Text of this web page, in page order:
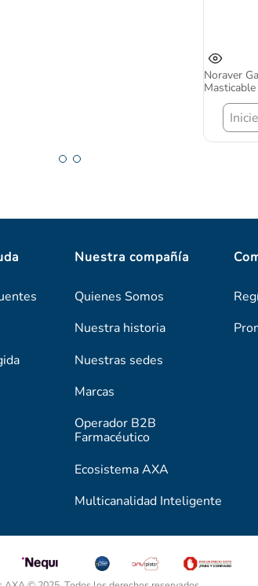
Noraver
Nuestra compañía
Quienes Somos
Nuestra historia
Nuestras sedes
Marcas
Operador B2B
Farmacéutico
Ecosistema AXA
Multicanalidad Inteligente